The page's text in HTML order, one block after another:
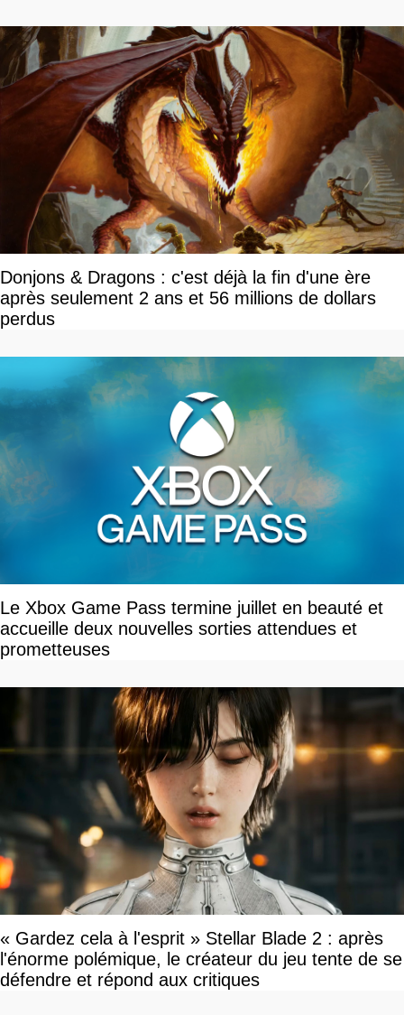
Donjons & Dragons : c'est déjà la fin d'une ère
après seulement 2 ans et 56 millions de dollars
perdus
Le Xbox Game Pass termine juillet en beauté et
accueille deux nouvelles sorties attendues et
prometteuses
« Gardez cela à l'esprit » Stellar Blade 2 : après
l'énorme polémique, le créateur du jeu tente de se
défendre et répond aux critiques